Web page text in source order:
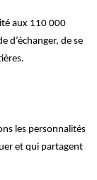
aux 110 000
d’échanger, de se
les personnalités
et qui partagent